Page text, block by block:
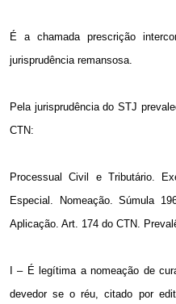
É a chamada prescrição
jurisprudência remansosa.
Pela jurisprudência do STJ
CTN:
Processual Civil e Tributário.
Especial. Nomeação. Súmula
Aplicação. Art. 174 do CTN.
I – É legítima a nomeação de
devedor se o réu, citado por